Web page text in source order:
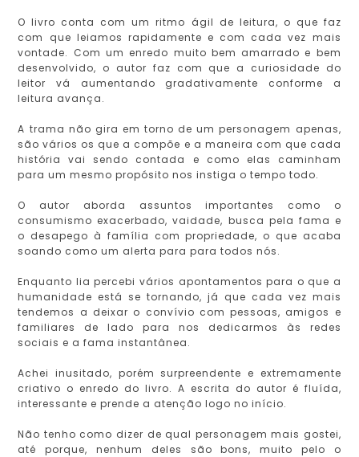
O livro conta com um ritmo ágil de leitura, o que faz
com que leiamos rapidamente e com cada vez mais
vontade. Com um enredo muito bem amarrado e bem
desenvolvido, o autor faz com que a curiosidade do
leitor vá aumentando gradativamente conforme a
leitura avança.
A trama não gira em torno de um personagem apenas,
são vários os que a compõe e a maneira com que cada
história vai sendo contada e como elas caminham
para um mesmo propósito nos instiga o tempo todo.
O autor aborda assuntos importantes como o
consumismo exacerbado, vaidade, busca pela fama e
o desapego à família com propriedade, o que acaba
soando como um alerta para para todos nós.
Enquanto lia percebi vários apontamentos para o que a
humanidade está se tornando, já que cada vez mais
tendemos a deixar o convívio com pessoas, amigos e
familiares de lado para nos dedicarmos às redes
sociais e a fama instantânea.
Achei inusitado, porém surpreendente e extremamente
criativo o enredo do livro. A escrita do autor é fluída,
interessante e prende a atenção logo no início.
Não tenho como dizer de qual personagem mais gostei,
até porque, nenhum deles são bons, muito pelo o